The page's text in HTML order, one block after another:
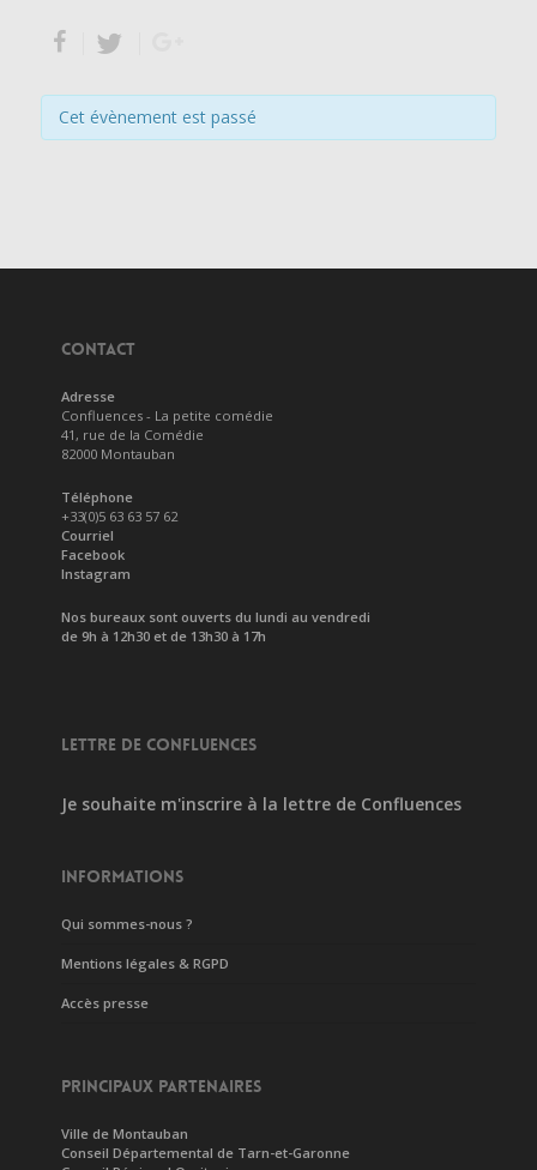
Cet évènement est passé
CONTACT
Adresse
Confluences - La petite comédie
41, rue de la Comédie
82000 Montauban
Téléphone
+33(0)5 63 63 57 62
Courriel
Facebook
Instagram
Nos bureaux sont ouverts du lundi au vendredi
de 9h à 12h30 et de 13h30 à 17h
LETTRE DE CONFLUENCES
Je souhaite m'inscrire à la lettre de Confluences
INFORMATIONS
Qui sommes-nous ?
Mentions légales & RGPD
Accès presse
PRINCIPAUX PARTENAIRES
Ville de Montauban
Conseil Départemental de Tarn-et-Garonne